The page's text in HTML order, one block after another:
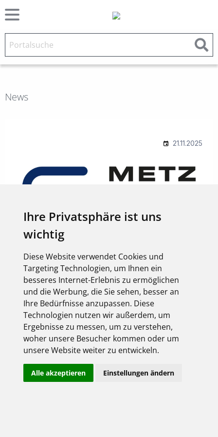
Ihre Privatsphäre ist uns
wichtig
Diese Website verwendet Cookies und
Targeting Technologien, um Ihnen ein
besseres Internet-Erlebnis zu ermöglichen
und die Werbung, die Sie sehen, besser an
Ihre Bedürfnisse anzupassen. Diese
Technologien nutzen wir außerdem, um
Ergebnisse zu messen, um zu verstehen,
woher unsere Besucher kommen oder um
unsere Website weiter zu entwickeln.
Alle akzeptieren Einstellungen ändern
News